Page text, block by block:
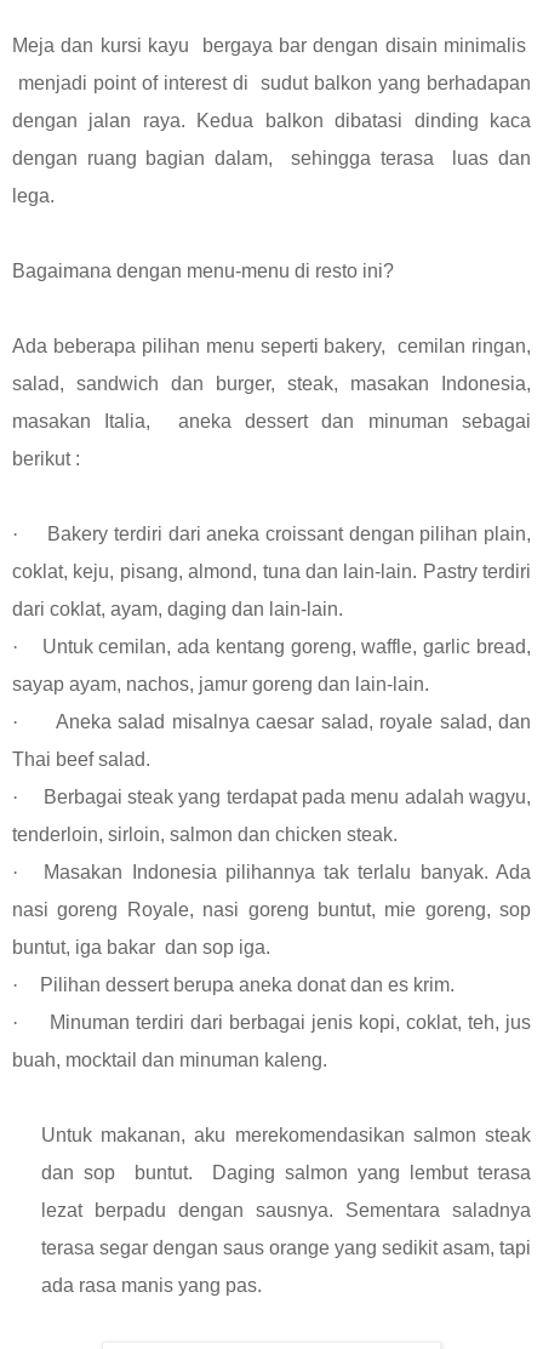
Meja dan kursi kayu bergaya bar dengan disain minimalis
menjadi point of interest di sudut balkon yang berhadapan
dengan jalan raya. Kedua balkon dibatasi dinding kaca
dengan ruang bagian dalam, sehingga terasa luas dan
lega.
Bagaimana dengan menu-menu di resto ini?
Ada beberapa pilihan menu seperti bakery,
cemilan ringan,
salad, sandwich dan burger, steak, masakan Indonesia,
masakan Italia,
aneka dessert dan minuman sebagai
berikut :
·
Bakery terdiri dari aneka croissant dengan pilihan plain,
coklat, keju, pisang, almond, tuna dan lain-lain. Pastry terdiri
dari coklat, ayam, daging dan lain-lain.
·
Untuk cemilan, ada kentang goreng, waffle, garlic bread,
sayap ayam, nachos, jamur goreng dan lain-lain.
·
Aneka salad misalnya caesar salad, royale salad, dan
Thai beef salad.
·
Berbagai steak yang terdapat pada menu adalah wagyu,
tenderloin, sirloin, salmon dan chicken steak.
·
Masakan Indonesia pilihannya tak terlalu banyak. Ada
nasi goreng Royale, nasi goreng buntut, mie goreng, sop
buntut, iga bakar dan sop iga.
·
Pilihan dessert berupa aneka donat dan es krim.
·
Minuman terdiri dari berbagai jenis kopi, coklat, teh, jus
buah, mocktail dan minuman kaleng.
Untuk makanan, aku merekomendasikan salmon steak
dan sop buntut. Daging salmon yang lembut terasa
lezat berpadu dengan sausnya. Sementara saladnya
terasa segar dengan saus orange yang sedikit asam, tapi
ada rasa manis yang pas.